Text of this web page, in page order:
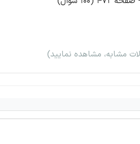
مشابه، مشاهده نمایید)